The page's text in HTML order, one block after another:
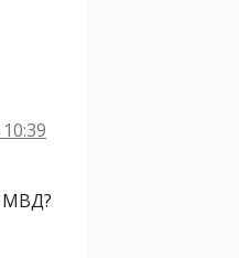
МВД?